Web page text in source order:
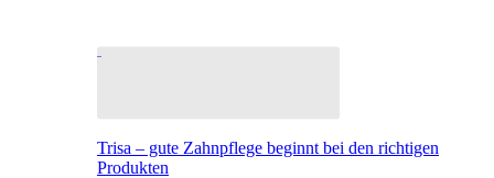
Trisa – gute Zahnpflege beginnt bei den richtigen
Produkten